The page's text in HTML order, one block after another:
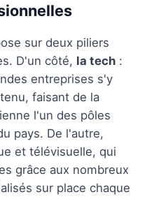
sur deux piliers
D'un côté, la tech :
entreprises s'y
faisant de la
l'un des pôles
pays. De l'autre,
et télévisuelle, qui
grâce aux nombreux
sur place chaque